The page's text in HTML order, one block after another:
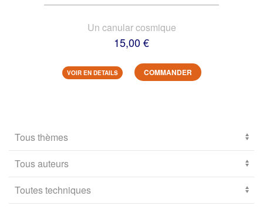
Un canular cosmique
15,00 €
VOIR EN DETAILS COMMANDER